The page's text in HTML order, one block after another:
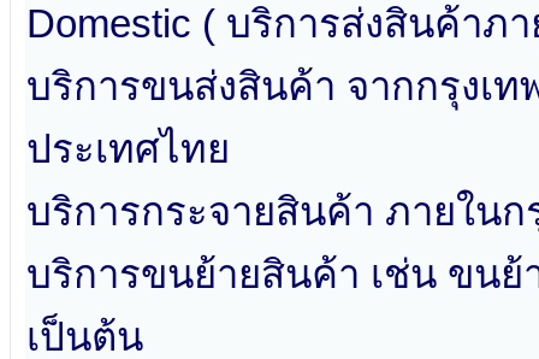
Domestic ( บริการส่งสินค้าภ
บริการขนส่งสินค้า จากกรุงเ
ประเทศไทย
บริการกระจายสินค้า ภายใน
บริการขนย้ายสินค้า เช่น ขน
เป็นต้น